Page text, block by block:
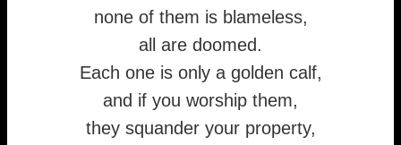
none of them is blameless,
all are doomed.
Each one is only a golden calf,
and if you worship them,
they squander your property,